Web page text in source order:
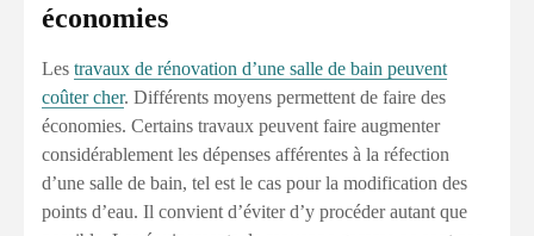
économies
Les travaux de rénovation d’une salle de bain peuvent
coûter cher. Différents moyens permettent de faire des
économies. Certains travaux peuvent faire augmenter
considérablement les dépenses afférentes à la réfection
d’une salle de bain, tel est le cas pour la modification des
points d’eau. Il convient d’éviter d’y procéder autant que